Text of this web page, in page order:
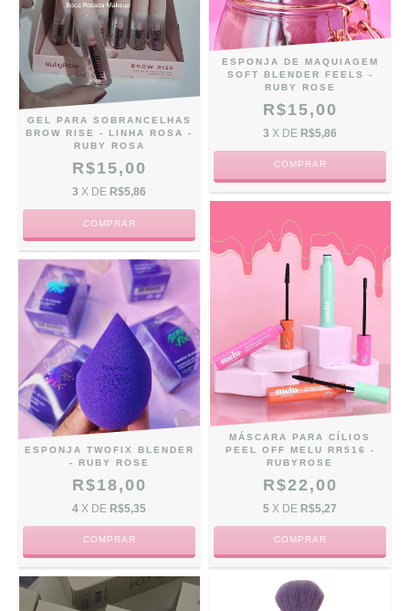
GEL PARA SOBRANCELHAS
BROW RISE - LINHA ROSA -
RUBY ROSA
R$15,00
3 X DE R$5,86
ESPONJA DE MAQUIAGEM
SOFT BLENDER FEELS -
RUBY ROSE
R$15,00
3 X DE R$5,86
ESPONJA TWOFIX BLENDER
- RUBY ROSE
R$18,00
4 X DE R$5,35
MÁSCARA PARA CÍLIOS
PEEL OFF MELU RR516 -
RUBYROSE
R$22,00
5 X DE R$5,27
COMPRAR